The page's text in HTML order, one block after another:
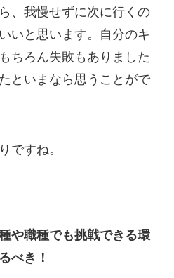
、我慢せずに次に行くの
いと思います。自分のキ
ちろん失敗もありました
といまなら思うことがで
ですね。
や職種でも挑戦できる環
べき！